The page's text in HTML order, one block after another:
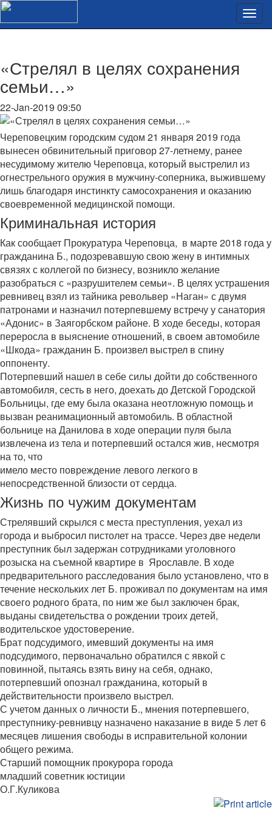
«Стрелял в целях сохранения
семьи…»
22-Jan-2019 09:50
Череповецким городским судом 21 января 2019 года
вынесен обвинительный приговор 27-летнему, ранее
несудимому жителю Череповца, который выстрелил из
огнестрельного оружия в мужчину-соперника, выжившему
лишь благодаря инстинкту самосохранения и оказанию
своевременной медицинской помощи.
Криминальная история
Как сообщает Прокуратура Череповца, в марте 2018 года у
гражданина Б., подозревавшую свою жену в интимных
связях с коллегой по бизнесу, возникло желание
разобраться с «разрушителем семьи». В целях устрашения
ревнивец взял из тайника револьвер «Наган» с двумя
патронами и назначил потерпевшему встречу у санатория
«Адонис» в Заягорбском районе. В ходе беседы, которая
переросла в выяснение отношений, в своем автомобиле
«Шкода» гражданин Б. произвел выстрел в спину
оппоненту.
Потерпевший нашел в себе силы дойти до собственного
автомобиля, сесть в него, доехать до Детской Городской
Больницы, где ему была оказана неотложную помощь и
вызван реанимационный автомобиль. В областной
больнице на Данилова в ходе операции пуля была
извлечена из тела и потерпевший остался жив, несмотря
на то, что
имело место повреждение левого легкого в
непосредственной близости от сердца.
Жизнь по чужим документам
Стрелявший скрылся с места преступления, уехал из
города и выбросил пистолет на трассе. Через две недели
преступник был задержан сотрудниками уголовного
розыска на съемной квартире в Ярославле. В ходе
предварительного расследования было установлено, что в
течение нескольких лет Б. проживал по документам на имя
своего родного брата, по ним же был заключен брак,
выданы свидетельства о рождении троих детей,
водительское удостоверение.
Брат подсудимого, имевший документы на имя
подсудимого, первоначально обратился с явкой с
повинной, пытаясь взять вину на себя, однако,
потерпевший опознал гражданина, который в
действительности произвело выстрел.
С учетом данных о личности Б., мнения потерпевшего,
преступнику-ревнивцу назначено наказание в виде 5 лет 6
месяцев лишения свободы в исправительной колонии
общего режима.
Старший помощник прокурора города
младший советник юстиции
О.Г.Куликова